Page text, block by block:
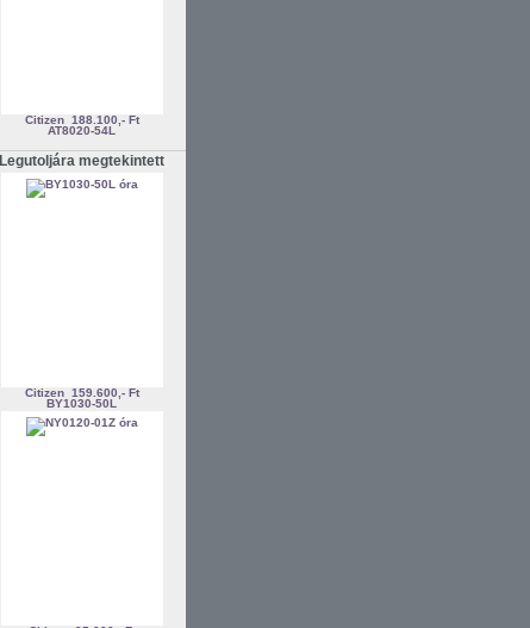
Citizen 188.100,- Ft
AT8020-54L
Legutoljára megtekintett
Citizen 159.600,- Ft
BY1030-50L